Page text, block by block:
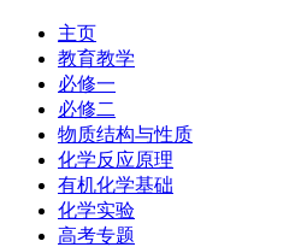
主页
教育教学
必修一
必修二
物质结构与性质
化学反应原理
有机化学基础
化学实验
高考专题